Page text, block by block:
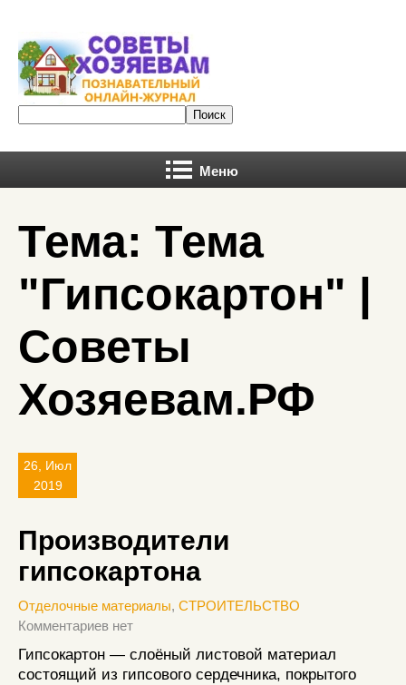
Меню
Тема: Тема
"Гипсокартон" |
Советы
Хозяевам.РФ
26, Июл
2019
Производители
гипсокартона
Отделочные материалы, СТРОИТЕЛЬСТВО
Комментариев нет
Гипсокартон — слоёный листовой материал
состоящий из гипсового сердечника, покрытого